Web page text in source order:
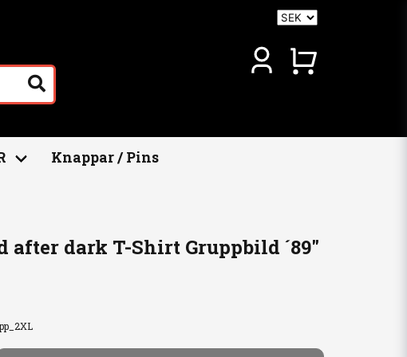
Knappar / Pins
after dark T-Shirt Gruppbild ´89"